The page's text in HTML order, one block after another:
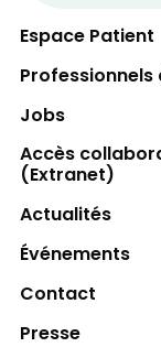
Espace Patient
Professionnels
Jobs
Accès
(Extranet)
Actualités
Événements
Contact
Presse